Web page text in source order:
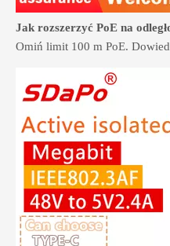
Omiń limit 100 m PoE.